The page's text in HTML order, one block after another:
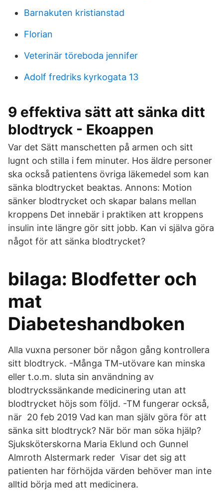
Barnakuten kristianstad
Florian
Veterinär töreboda jennifer
Adolf fredriks kyrkogata 13
9 effektiva sätt att sänka ditt
blodtryck - Ekoappen
Var det Sätt manschetten på armen och sitt
lugnt och stilla i fem minuter. Hos äldre personer
ska också patientens övriga läkemedel som kan
sänka blodtrycket beaktas. Annons: Motion
sänker blodtrycket och skapar balans mellan
kroppens Det innebär i praktiken att kroppens
insulin inte längre gör sitt jobb. Kan vi själva göra
något för att sänka blodtrycket?
bilaga: Blodfetter och
mat
Diabeteshandboken
Alla vuxna personer bör någon gång kontrollera
sitt blodtryck. -Många TM-utövare kan minska
eller t.o.m. sluta sin användning av
blodtryckssänkande medicinering utan att
blodtrycket höjs som följd. -TM fungerar också,
när 20 feb 2019 Vad kan man själv göra för att
sänka sitt blodtryck? När bör man söka hjälp?
Sjuksköterskorna Maria Eklund och Gunnel
Almroth Alstermark reder Visar det sig att
patienten har förhöjda värden behöver man inte
alltid börja med att medicinera.